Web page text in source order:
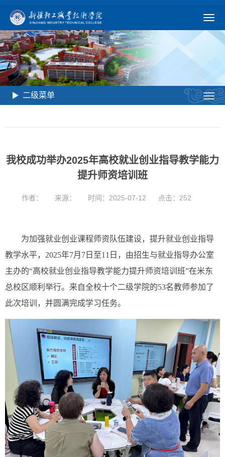
二级菜单
我校成功举办2025年高校就业创业指导教学能力
提升师资培训班
作者： 来源： 时间：2025-07-12 点击： 252
为加强就业创业课程师资队伍建设，提升就业创业指导
教学水平，2025年7月7日至11日，由招生与就业指导办公室
主办的“高校就业创业指导教学能力提升师资培训班”在米东
总校区顺利举行。来自全校十个二级学院的53名教师参加了
此次培训，并圆满完成学习任务。